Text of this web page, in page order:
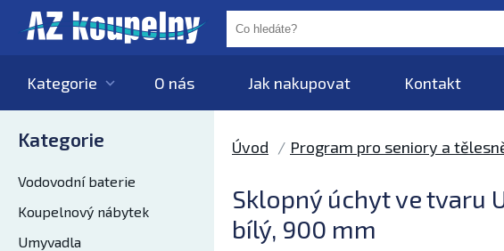
Kategorie O nás Jak nakupovat Kontakt
Kategorie
Vodovodní baterie
Koupelnový nábytek
Umyvadla
Úvod Program pro seniory a
Sklopný úchyt ve tvaru
bílý, 900 mm